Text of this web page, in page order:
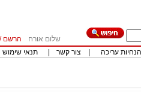
שלום אורח הרשם /
הנחיות עריכה צור קשר תנאי שימוש